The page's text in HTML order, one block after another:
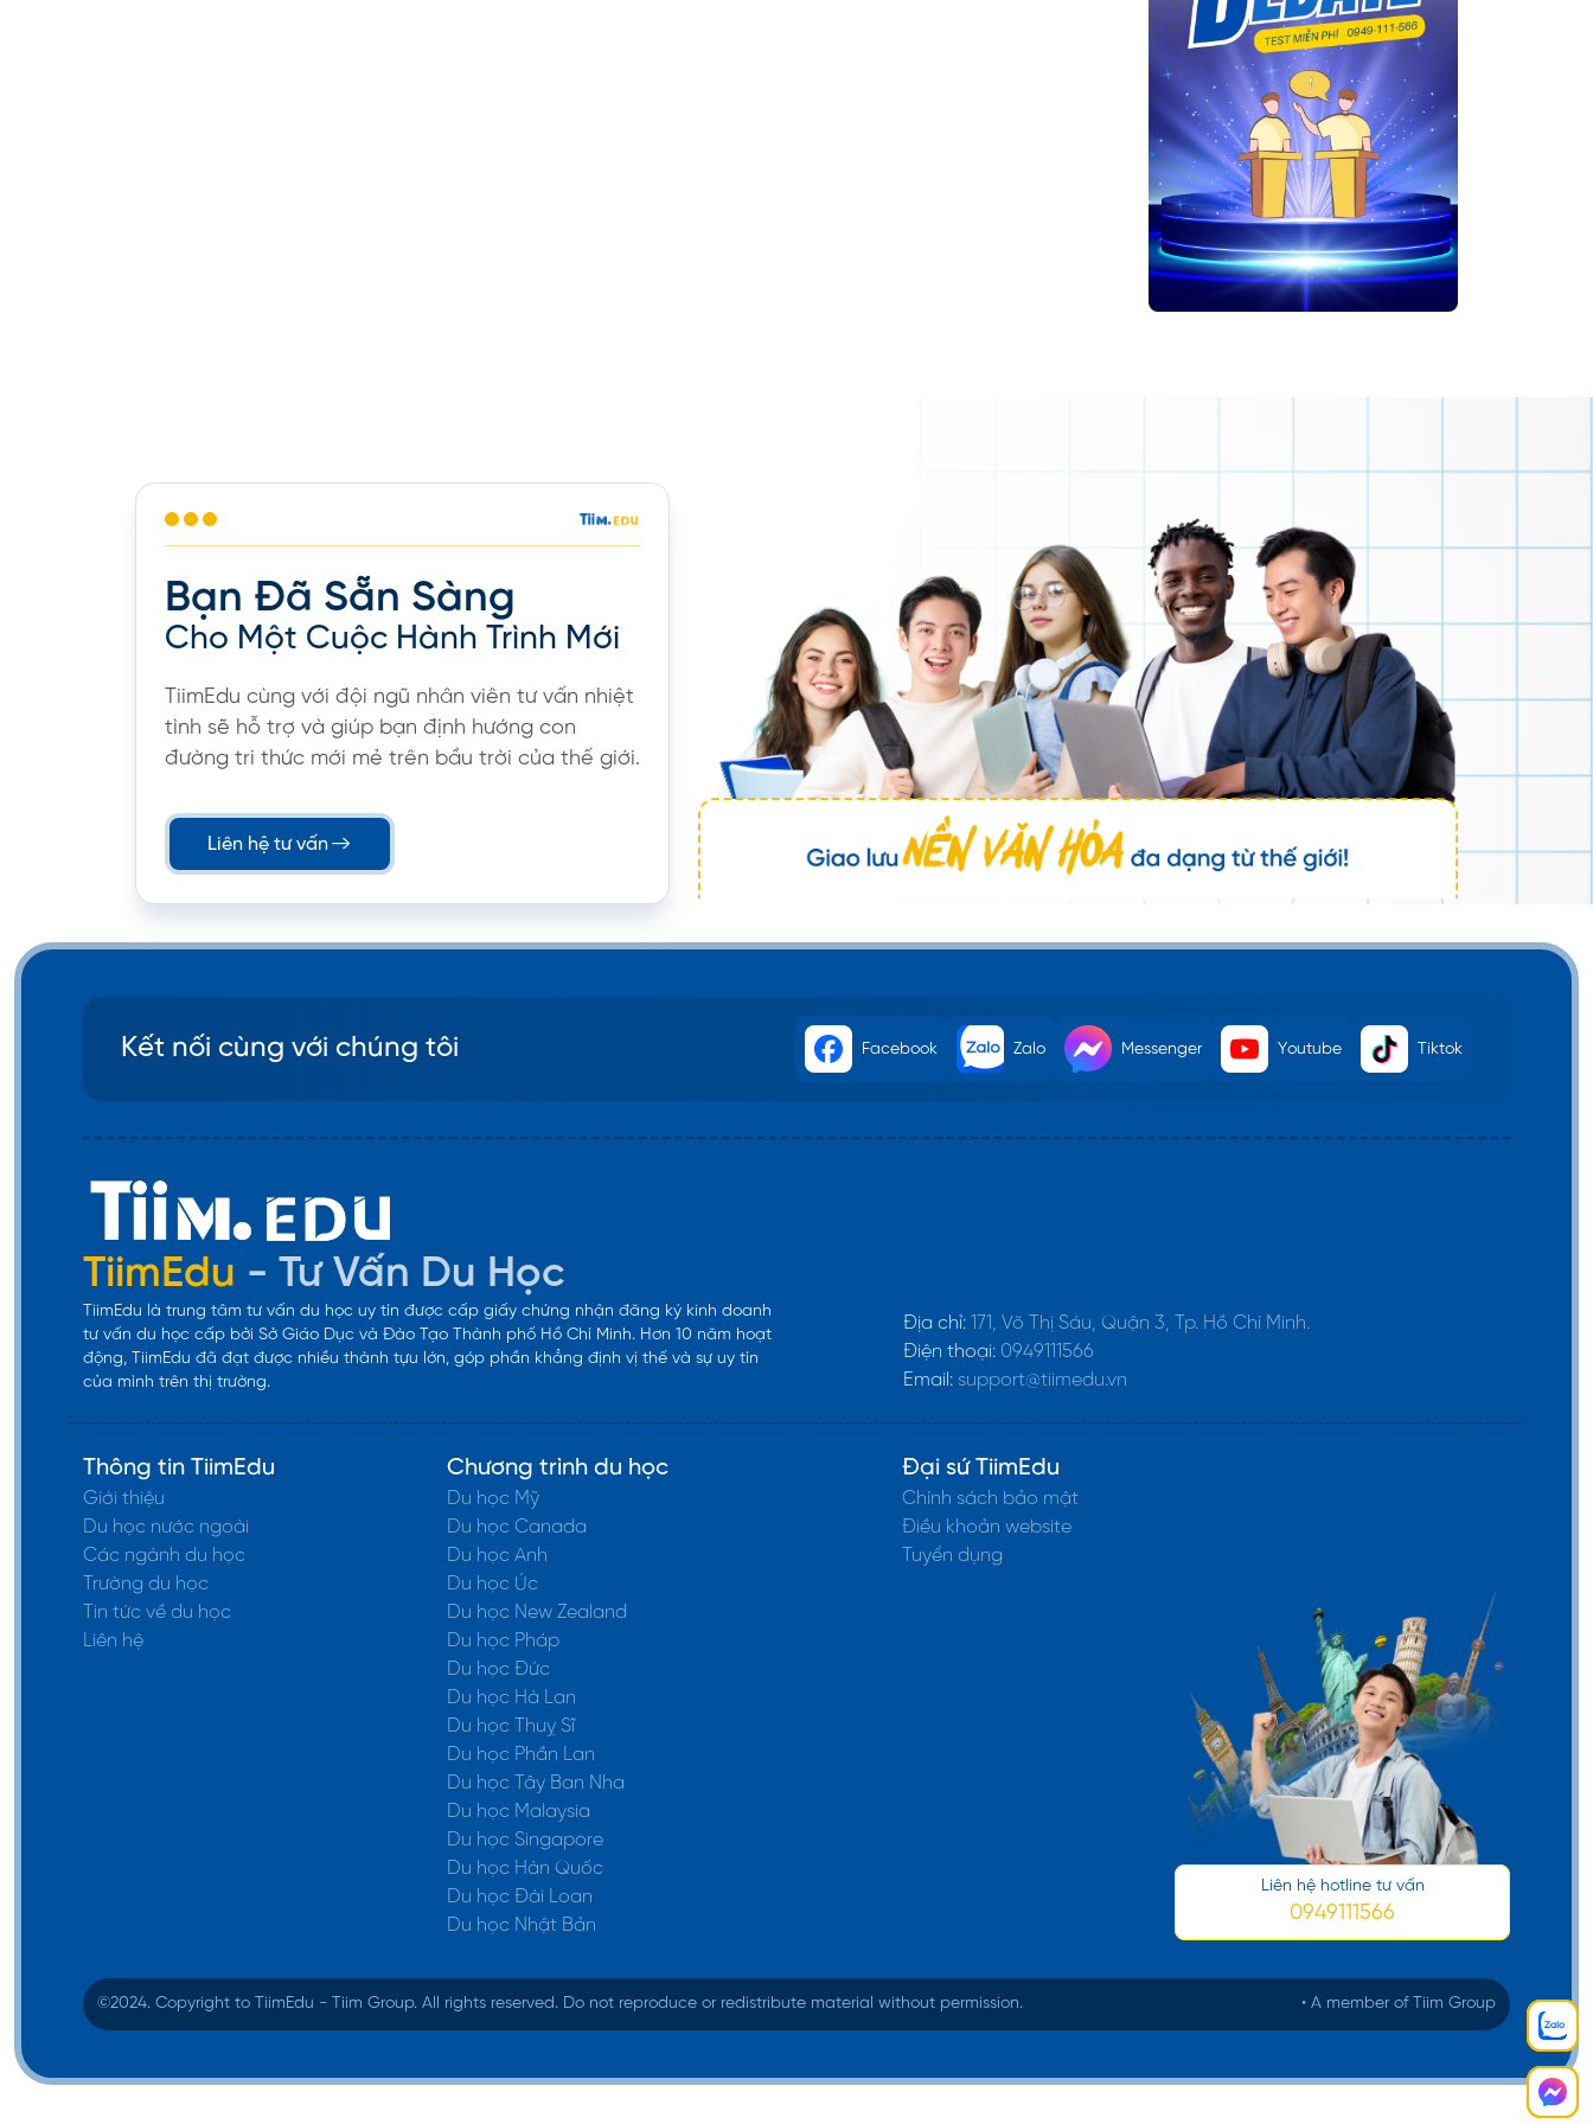
Bạn Đã Sẵn Sàng
Cho Một Cuộc Hành Trình Mới
TiimEdu cùng với đội ngũ nhân viên tư vấn nhiệt
tình sẽ hỗ trợ và giúp bạn định hướng con
đường tri thức mới mẻ trên bầu trời của thế giới.
Liên hệ tư vấn
Kết nối cùng với chúng tôi Facebook Zalo Messenger Youtube Tiktok
TiimEdu - Tư Vấn Du Học
TiimEdu là trung tâm tư vấn du học uy tín được cấp giấy chứng nhận đăng ký kinh doanh
tư vấn du học cấp bởi Sở Giáo Dục và Đào Tạo Thành phố Hồ Chí Minh. Hơn 10 năm hoạt
động, TiimEdu đã đạt được nhiều thành tựu lớn, góp phần khẳng định vị thế và sự uy tín
của mình trên thị trường.
Địa chỉ: 171, Võ Thị Sáu, Quận 3, Tp. Hồ Chí Minh.
Điện thoại: 0949111566
Email: support@tiimedu.vn
Thông tin TiimEdu
Giới thiệu
Du học nước ngoài
Các ngành du học
Trường du học
Tin tức về du học
Liên hệ
Chương trình du học
Du học Mỹ
Du học Canada
Du học Anh
Du học Úc
Du học New Zealand
Du học Pháp
Du học Đức
Du học Hà Lan
Du học Thuỵ Sĩ
Du học Phần Lan
Du học Tây Ban Nha
Du học Malaysia
Du học Singapore
Du học Hàn Quốc
Du học Đài Loan
Du học Nhật Bản
Đại sứ TiimEdu
Chính sách bảo mật
Điều khoản website
Tuyển dụng
Liên hệ hotline tư vấn
0949111566
©️2024. Copyright to TiimEdu - Tiim Group. All rights reserved. Do not reproduce or redistribute material without permission. • A member of Tiim Group